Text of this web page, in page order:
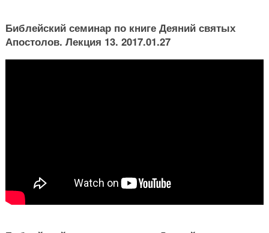
Библейский семинар по книге Деяний святых
Апостолов. Лекция 13. 2017.01.27